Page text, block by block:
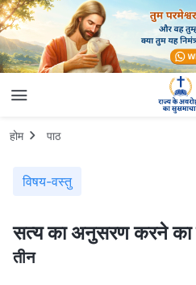
होम पाठ
विषय-वस्तु
सत्य का अनुसरण करने का
तीन